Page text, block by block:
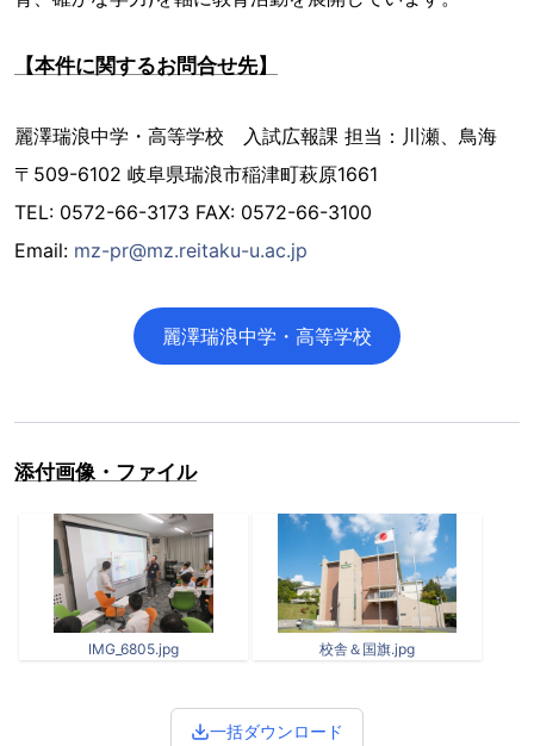
【本件に関するお問合せ先】
麗澤瑞浪中学・高等学校 入試広報課 担当：川瀬、鳥海
〒509-6102 岐阜県瑞浪市稲津町萩原1661
TEL: 0572-66-3173 FAX: 0572-66-3100
Email: mz-pr@mz.reitaku-u.ac.jp
麗澤瑞浪中学・高等学校
添付画像・ファイル
IMG_6805.jpg 校舎＆国旗.jpg
一括ダウンロード